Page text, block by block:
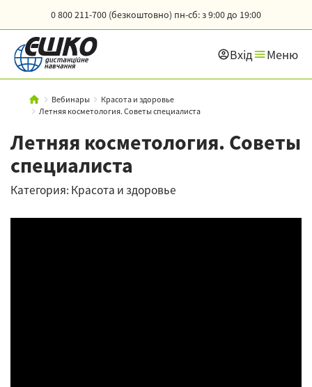
0 800 211-700 (безкоштовно) пн-сб: з 9:00 до 19:00
Вхід Меню
Вебинары
Красота и здоровье
Летняя косметология. Советы специалиста
Летняя косметология. Советы
специалиста
Категория: Красота и здоровье